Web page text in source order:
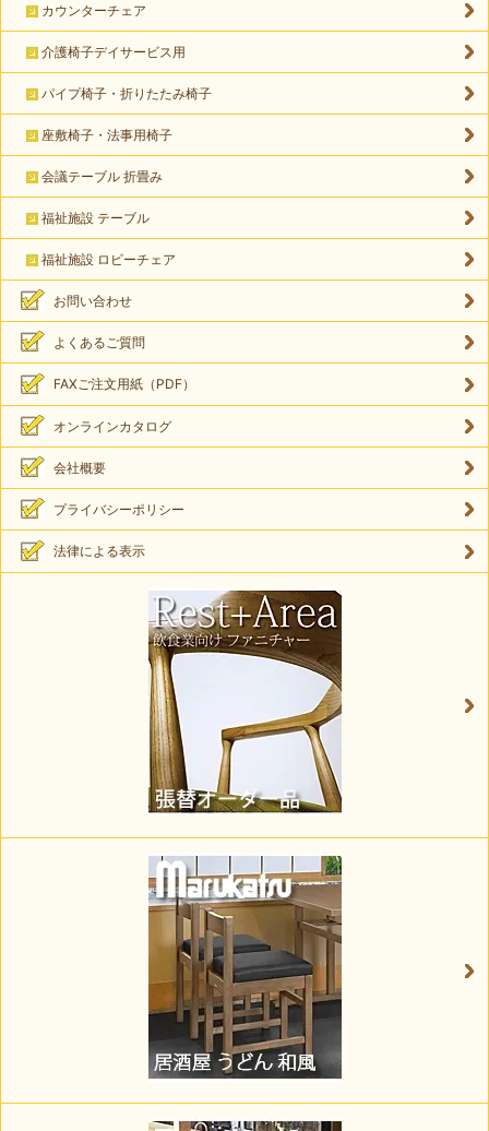
カウンターチェア
介護椅子デイサービス用
パイプ椅子・折りたたみ椅子
座敷椅子・法事用椅子
会議テーブル 折畳み
福祉施設 テーブル
福祉施設 ロビーチェア
お問い合わせ
よくあるご質問
FAXご注文用紙（PDF）
オンラインカタログ
会社概要
プライバシーポリシー
法律による表示